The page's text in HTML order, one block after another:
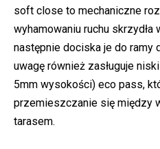
soft close to mechaniczne
wyhamowaniu ruchu
następnie dociska je do ramy
uwagę również zasługuje
5mm wysokości) eco pass,
przemieszczanie się między
tarasem.